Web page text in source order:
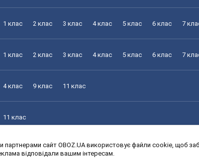
1 клас 2 клас 3 клас 4 клас 5 клас 6 клас 7
1 клас 2 клас 3 клас 4 клас 5 клас 6 клас 7
4 клас 9 клас 11 клас
11 клас
1 клас 2 клас 3 клас 4 клас 5 клас 6 клас 7
партнерами сайт OBOZ.UA використовує файли cookie, щоб
відповідали вашим інтересам.